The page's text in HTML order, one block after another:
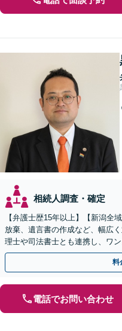
相続人調査・確定
【弁護士歴15年以上】【新潟全
放棄、遺言書の作成など、幅広
理士や司法書士とも連携し、ワ
を防ぐためにもぜひご相談くだ
料
電話でお問い合わせ